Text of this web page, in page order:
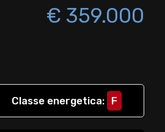
€ 359.000
Classe energetica: F